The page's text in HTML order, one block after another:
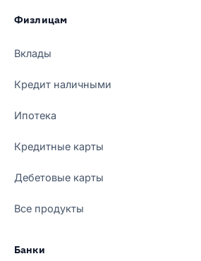
Физлицам
Вклады
Кредит наличными
Ипотека
Кредитные карты
Дебетовые карты
Все продукты
Банки